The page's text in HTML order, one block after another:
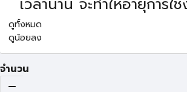
ดูทั้งหมด
ดูน้อยลง
จำนวน